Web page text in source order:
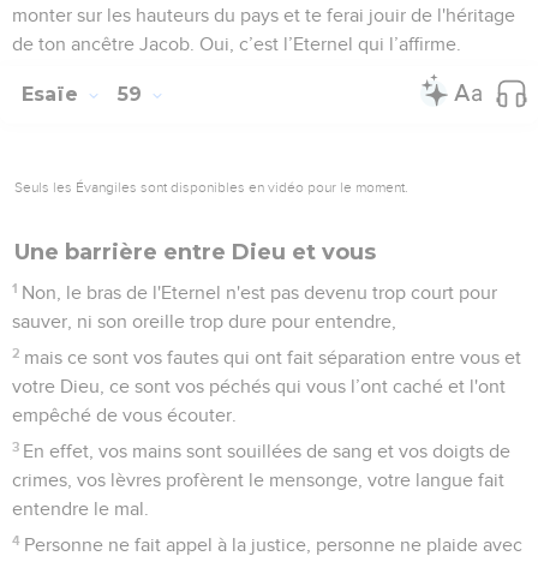
monter sur les hauteurs du pays et te ferai jouir de l'héritage
de ton ancêtre Jacob. Oui, c’est l’Eternel qui l’affirme.
Esaïe 59
Seuls les Évangiles sont disponibles en vidéo pour le moment.
Une barrière entre Dieu et vous
1 Non, le bras de l'Eternel n'est pas devenu trop court pour
sauver, ni son oreille trop dure pour entendre,
2 mais ce sont vos fautes qui ont fait séparation entre vous et
votre Dieu, ce sont vos péchés qui vous l’ont caché et l'ont
empêché de vous écouter.
3 En effet, vos mains sont souillées de sang et vos doigts de
crimes, vos lèvres profèrent le mensonge, votre langue fait
entendre le mal.
4 Personne ne fait appel à la justice, personne ne plaide avec